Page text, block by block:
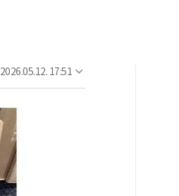
2026.05.12. 17:51